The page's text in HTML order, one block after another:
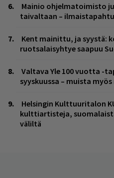
Mainio ohjelmatoimisto
taivaltaan –
Kent mainittu, ja syystä:
ruotsalaisyhtye saapuu
Valtava Yle 100 vuotta -
syyskuussa – muista
Helsingin Kulttuuritalon
kulttiartisteja,
väliltä